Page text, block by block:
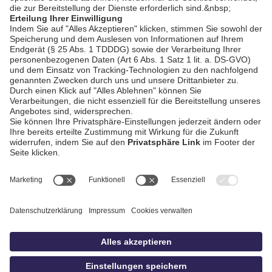
AGB / Gewinnspiele
Datenschutz
Impressum
idowa.de